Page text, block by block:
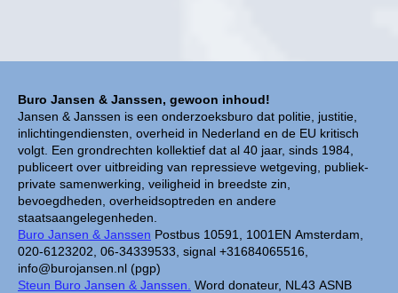
Buro Jansen & Janssen, gewoon inhoud!
Jansen & Janssen is een onderzoeksburo dat politie, justitie,
inlichtingendiensten, overheid in Nederland en de EU kritisch
volgt. Een grondrechten kollektief dat al 40 jaar, sinds 1984,
publiceert over uitbreiding van repressieve wetgeving, publiek-
private samenwerking, veiligheid in breedste zin,
bevoegdheden, overheidsoptreden en andere
staatsaangelegenheden.
Buro Jansen & Janssen Postbus 10591, 1001EN Amsterdam,
020-6123202, 06-34339533, signal +31684065516,
info@burojansen.nl (pgp)
Steun Buro Jansen & Janssen. Word donateur, NL43 ASNB